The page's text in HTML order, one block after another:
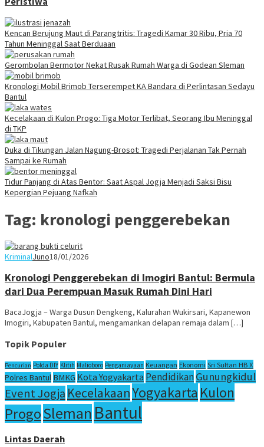
Kencan Berujung Maut di Parangtritis: Tragedi Kamar 30 Ribu, Pria 70
Tahun Meninggal Saat Berduaan
Gerombolan Bermotor Nekat Rusak Rumah Warga di Godean Sleman
Kronologi Mobil Brimob Terserempet KA Bandara di Perlintasan Sedayu
Bantul
Kecelakaan di Kulon Progo: Tiga Motor Terlibat, Seorang Ibu Meninggal
di TKP
Duka di Tikungan Jalan Nagung-Brosot: Tragedi Perjalanan Tak Pernah
Sampai ke Rumah
Tidur Panjang di Atas Bentor: Saat Aspal Jogja Menjadi Saksi Bisu
Kepergian Pejuang Nafkah
Tag: kronologi penggerebekan
KriminalJuno18/01/2026
Kronologi Penggerebekan di Imogiri Bantul: Bermula
dari Dua Perempuan Masuk Rumah Dini Hari
BacaJogja – Warga Dusun Dengkeng, Kalurahan Wukirsari, Kapanewon
Imogiri, Kabupaten Bantul, mengamankan delapan remaja dalam […]
Topik Populer
Pencurian Polda DIY Klitih Malioboro Penganiayaan Keuangan Ekonomi Sri Sultan HB X
Polres Bantul BMKG Kota Yogyakarta PendidikanGunungkidul
Event Jogja KecelakaanYogyakarta Kulon
ProgoSleman Bantul
Lintas Daerah